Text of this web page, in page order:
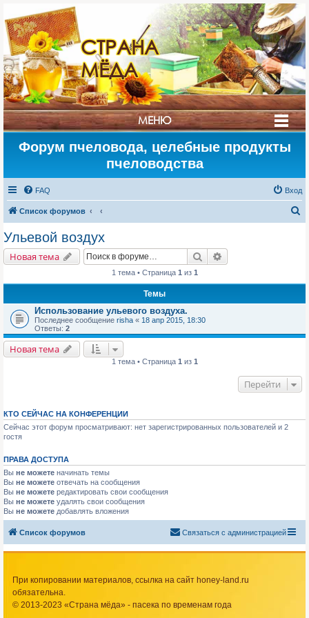
СТРАНА
МЁДА
МЕНЮ
Форум пчеловода, целебные продукты
пчеловодства
FAQ Вход
Список форумов
Ульевой воздух
Новая тема Поиск
1 тема • Страница 1 из 1
Темы
Использование ульевого воздуха.
Последнее сообщение risha « 18 апр 2015, 18:30
Ответы: 2
Новая тема
1 тема • Страница 1 из 1
Перейти
КТО СЕЙЧАС НА КОНФЕРЕНЦИИ
Сейчас этот форум просматривают: нет зарегистрированных пользователей и 2
гостя
ПРАВА ДОСТУПА
Вы не можете начинать темы
Вы не можете отвечать на сообщения
Вы не можете редактировать свои сообщения
Вы не можете удалять свои сообщения
Вы не можете добавлять вложения
Список форумов Связаться с администрацией
При копировании материалов, ссылка на сайт honey-land.ru
обязательна.
© 2013-2023 «Страна мёда» - пасека по временам года